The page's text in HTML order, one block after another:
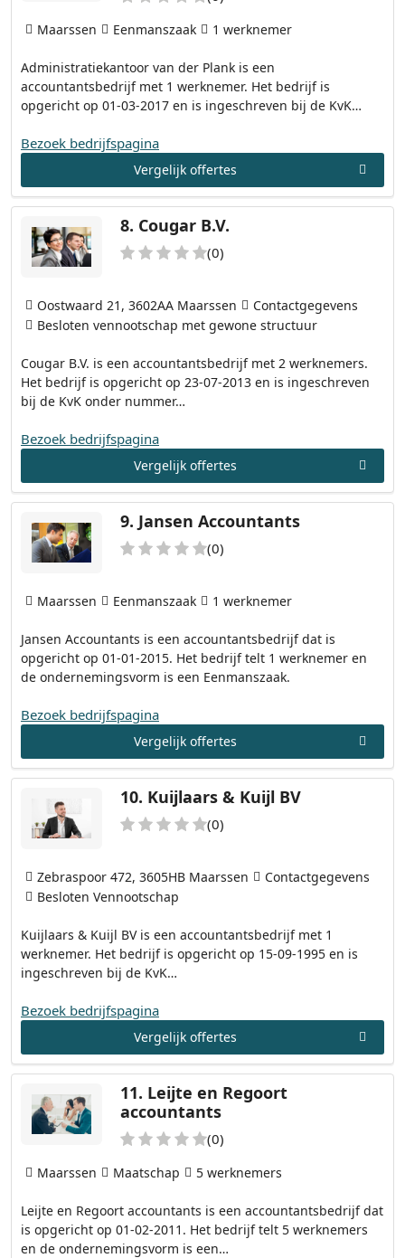
Administratiekantoor van der Plank is een
accountantsbedrijf met 1 werknemer. Het bedrijf is
opgericht op 01-03-2017 en is ingeschreven bij de KvK…
Maarssen Eenmanszaak 1 werknemer
Bezoek bedrijfspagina
Vergelijk offertes
8. Cougar B.V.
(0)
Cougar B.V. is een accountantsbedrijf met 2 werknemers.
Het bedrijf is opgericht op 23-07-2013 en is ingeschreven
bij de KvK onder nummer…
Oostwaard 21, 3602AA Maarssen
Contactgegevens
Besloten vennootschap met gewone structuur
Bezoek bedrijfspagina
Vergelijk offertes
9. Jansen Accountants
(0)
Jansen Accountants is een accountantsbedrijf dat is
opgericht op 01-01-2015. Het bedrijf telt 1 werknemer en
de ondernemingsvorm is een Eenmanszaak.
Maarssen Eenmanszaak 1 werknemer
Bezoek bedrijfspagina
Vergelijk offertes
10. Kuijlaars & Kuijl BV
(0)
Kuijlaars & Kuijl BV is een accountantsbedrijf met 1
werknemer. Het bedrijf is opgericht op 15-09-1995 en is
ingeschreven bij de KvK…
Zebraspoor 472, 3605HB Maarssen
Contactgegevens
Besloten Vennootschap
Bezoek bedrijfspagina
Vergelijk offertes
11. Leijte en Regoort
accountants
(0)
Leijte en Regoort accountants is een accountantsbedrijf dat
is opgericht op 01-02-2011. Het bedrijf telt 5 werknemers
en de ondernemingsvorm is een…
Maarssen Maatschap 5 werknemers